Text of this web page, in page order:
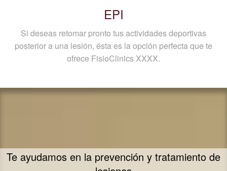
EPI
Si deseas retomar pronto tus actividades deportivas
posterior a una lesión, ésta es la opción perfecta que te
ofrece FisioClinics XXXX.
Estamos especializados en deportistas.